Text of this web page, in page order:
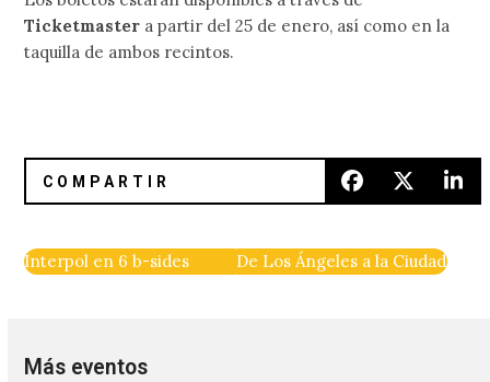
Ticketmaster a partir del 25 de enero, así como en la
taquilla de ambos recintos.
Interpol en 6 b-sides De Los Ángeles a la Ciudad de
Más eventos